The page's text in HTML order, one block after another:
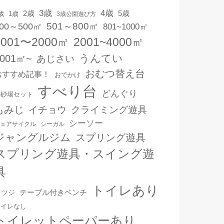
1歳 2歳 3歳 3歳公園遊び方 4歳 5歳
～500㎡ 501～800㎡ 801~1000㎡
〜2000㎡ 2001~4000㎡
㎡~ あじさい うんてい
すすめ記事！ おでかけ おむつ替え台
場セット すべり台 どんぐり
みじ イチョウ クライミング遊具
アサイクル シーガル シーソー
ャングルジム スプリング遊具
プリング遊具・スイング遊
ジ テーブル付きベンチ トイレあり
イレなし
イレットペーパーあり